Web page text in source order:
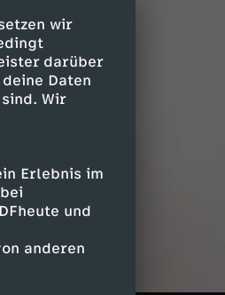
wir
darüber
Daten
Wir
Erlebnis im
und
anderen